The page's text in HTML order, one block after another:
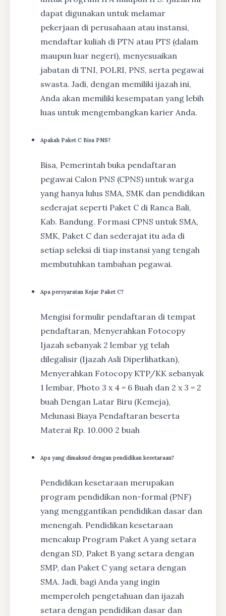
dapat digunakan untuk melamar
pekerjaan di perusahaan atau instansi,
mendaftar kuliah di PTN atau PTS (dalam
maupun luar negeri), menyesuaikan
jabatan di TNI, POLRI, PNS, serta pegawai
swasta. Jadi, dengan memiliki ijazah ini,
Anda akan memiliki kesempatan yang lebih
luas untuk mengembangkan karier Anda.
Apakah Paket C Bisa PNS?
Bisa, Pemerintah buka pendaftaran
pegawai Calon PNS (CPNS) untuk warga
yang hanya lulus SMA, SMK dan pendidikan
sederajat seperti Paket C di Ranca Bali,
Kab. Bandung. Formasi CPNS untuk SMA,
SMK, Paket C dan sederajat itu ada di
setiap seleksi di tiap instansi yang tengah
membutuhkan tambahan pegawai.
Apa persyaratan Kejar Paket C?
Mengisi formulir pendaftaran di tempat
pendaftaran, Menyerahkan Fotocopy
Ijazah sebanyak 2 lembar yg telah
dilegalisir (Ijazah Asli Diperlihatkan),
Menyerahkan Fotocopy KTP/KK sebanyak
1 lembar, Photo 3 x 4 = 6 Buah dan 2 x 3 = 2
buah Dengan Latar Biru (Kemeja),
Melunasi Biaya Pendaftaran beserta
Materai Rp. 10.000 2 buah
Apa yang dimaksud dengan pendidikan kesetaraan?
Pendidikan kesetaraan merupakan
program pendidikan non-formal (PNF)
yang menggantikan pendidikan dasar dan
menengah. Pendidikan kesetaraan
mencakup Program Paket A yang setara
dengan SD, Paket B yang setara dengan
SMP, dan Paket C yang setara dengan
SMA. Jadi, bagi Anda yang ingin
memperoleh pengetahuan dan ijazah
setara dengan pendidikan dasar dan